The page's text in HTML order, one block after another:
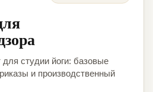
студии йоги: базовые
и производственный